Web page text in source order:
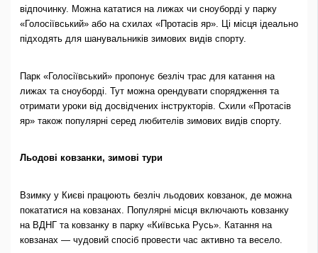
відпочинку. Можна кататися на лижах чи сноуборді у парку
«Голосіївський» або на схилах «Протасів яр». Ці місця ідеально
підходять для шанувальників зимових видів спорту.
Парк «Голосіївський» пропонує безліч трас для катання на
лижах та сноуборді. Тут можна орендувати спорядження та
отримати уроки від досвідчених інструкторів. Схили «Протасів
яр» також популярні серед любителів зимових видів спорту.
Льодові ковзанки, зимові тури
Взимку у Києві працюють безліч льодових ковзанок, де можна
покататися на ковзанах. Популярні місця включають ковзанку
на ВДНГ та ковзанку в парку «Київська Русь». Катання на
ковзанах — чудовий спосіб провести час активно та весело.